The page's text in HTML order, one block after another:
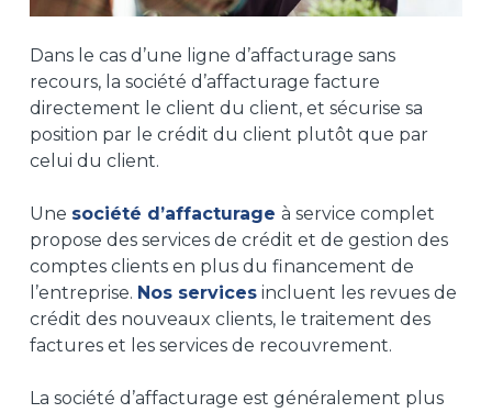
Dans le cas d’une ligne d’affacturage sans
recours, la société d’affacturage facture
directement le client du client, et sécurise sa
position par le crédit du client plutôt que par
celui du client.
Une société d’affacturage à service complet
propose des services de crédit et de gestion des
comptes clients en plus du financement de
l’entreprise. Nos services incluent les revues de
crédit des nouveaux clients, le traitement des
factures et les services de recouvrement.
La société d’affacturage est généralement plus